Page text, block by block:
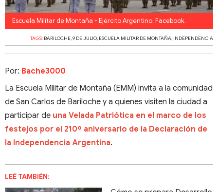
Escuela Militar de Montaña - Ejército Argentino. Facebook.
TAGS: BARILOCHE,9 DE JULIO, ESCUELA MILITAR DE MONTAÑA, INDEPENDENCIA
Por: Bache3000
La Escuela Militar de Montaña (EMM) invita a la comunidad
de San Carlos de Bariloche y a quienes visiten la ciudad a
participar de una Velada Patriótica en el marco de los
festejos por el 210º aniversario de la Declaración de
la Independencia Argentina.
LEÉ TAMBIÉN: